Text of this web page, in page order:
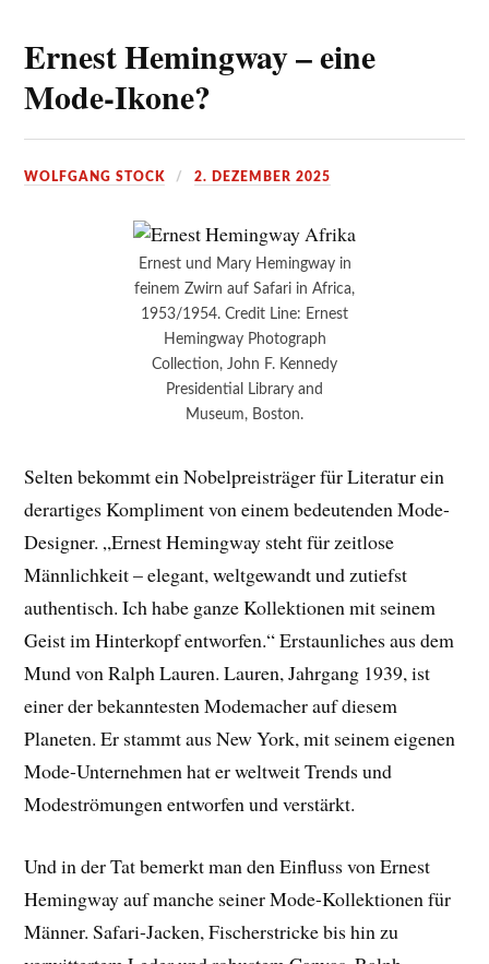
Ernest Hemingway – eine
Mode-Ikone?
WOLFGANG STOCK 2. DEZEMBER 2025
Ernest und Mary Hemingway in
feinem Zwirn auf Safari in Africa,
1953/1954. Credit Line: Ernest
Hemingway Photograph
Collection, John F. Kennedy
Presidential Library and
Museum, Boston.
Selten bekommt ein Nobelpreisträger für Literatur ein
derartiges Kompliment von einem bedeutenden Mode-
Designer. „Ernest Hemingway steht für zeitlose
Männlichkeit – elegant, weltgewandt und zutiefst
authentisch. Ich habe ganze Kollektionen mit seinem
Geist im Hinterkopf entworfen.“ Erstaunliches aus dem
Mund von Ralph Lauren. Lauren, Jahrgang 1939, ist
einer der bekanntesten Modemacher auf diesem
Planeten. Er stammt aus New York, mit seinem eigenen
Mode-Unternehmen hat er weltweit Trends und
Modeströmungen entworfen und verstärkt.
Und in der Tat bemerkt man den Einfluss von Ernest
Hemingway auf manche seiner Mode-Kollektionen für
Männer. Safari-Jacken, Fischerstricke bis hin zu